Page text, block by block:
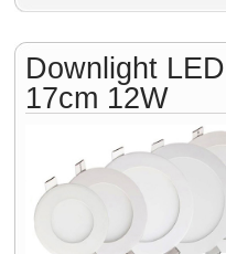
Downlight
17cm 12W